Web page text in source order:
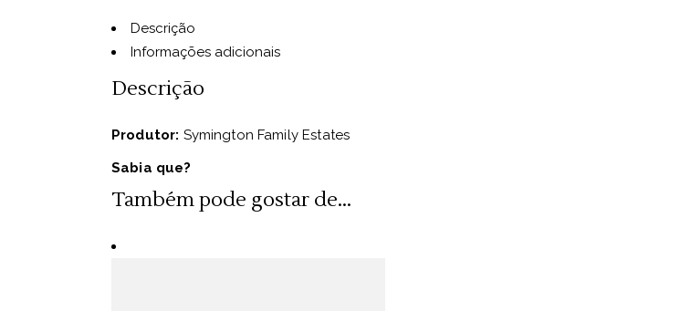
Descrição
Informações adicionais
Descrição
Produtor: Symington Family Estates
Sabia que?
Também pode gostar de...